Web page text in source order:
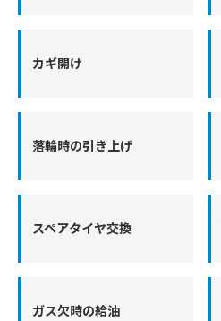
カギ開け
落輪時の引き上げ
スペアタイヤ交換
ガス欠時の給油